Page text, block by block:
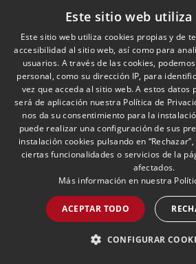
Las empresas
Cuba tratan de
frente a las nuevas
sanciones millonarias
prepara Estados
19/05/2026 Cuban Desk
Ignacio Aparicio, responsable
Desk, valora las implicaciones
endurecimiento de las
EE.UU. contra Cuba.
Este sitio web utiliza
Este sitio web utiliza cookies propias y de
accesibilidad al sitio web, así como para
usuarios. A través de las cookies,
personal, como su dirección IP, para
vez que acceda al sitio web. A estos datos
será de aplicación nuestra Política de
nos da su consentimiento para la
puede realizar una configuración de sus
instalación cookies pulsando en
ciertas funcionalidades o servicios de la
afectados.
Más información en nuestra
ACEPTAR TODO
CONFIGURAR